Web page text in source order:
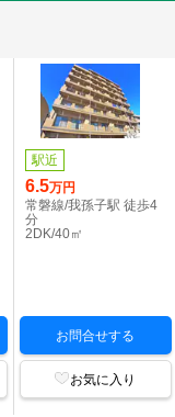
駅近
6.5万円
常磐線/我孫子駅 徒歩4
分
2DK/40㎡
お問合せする
お気に入り